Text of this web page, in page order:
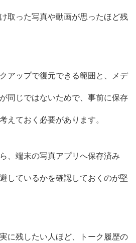
取った写真や動画が思ったほど残
アップで復元できる範囲と、メデ
同じではないためで、事前に保存
えておく必要があります。
、端末の写真アプリへ保存済み
しているかを確認しておくのが堅
に残したい人ほど、トーク履歴の